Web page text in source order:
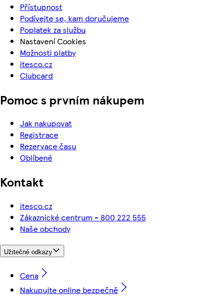
Přístupnost
Podívejte se, kam doručujeme
Poplatek za službu
Nastavení Cookies
Možnosti platby
itesco.cz
Clubcard
Pomoc s prvním nákupem
Jak nakupovat
Registrace
Rezervace času
Oblíbené
Kontakt
itesco.cz
Zákaznické centrum - 800 222 555
Naše obchody
Užitečné odkazy
Cena
Nakupujte online bezpečně